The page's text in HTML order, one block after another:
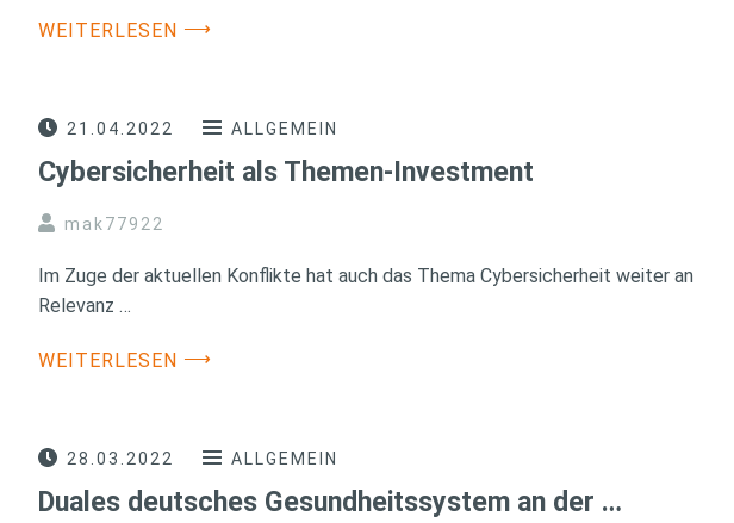
WEITERLESEN ⟶
21.04.2022 ALLGEMEIN
Cybersicherheit als Themen-Investment
mak77922
Im Zuge der aktuellen Konflikte hat auch das Thema Cybersicherheit weiter an
Relevanz …
WEITERLESEN ⟶
28.03.2022 ALLGEMEIN
Duales deutsches Gesundheitssystem an der …